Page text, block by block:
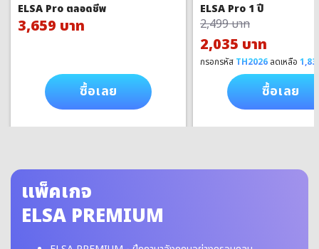
ELSA Pro ตลอดชีพ
3,659 บาท
ซื้อเลย
ELSA Pro 1 ปี
2,499 บาท
2,035 บาท
กรอกรหัส TH2026 ลดเหลือ
ซื้อเลย
แพ็คเกจ
ELSA PREMIUM